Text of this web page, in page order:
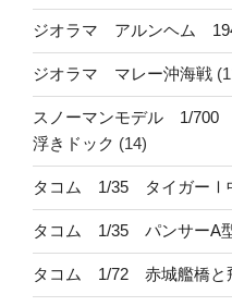
ジオラマ アルンヘム
ジオラマ マレー沖海戦
スノーマンモデル 1/
浮きドック (14)
タコム 1/35 タイガーⅠ
タコム 1/35 パンサーA
タコム 1/72 赤城艦橋と